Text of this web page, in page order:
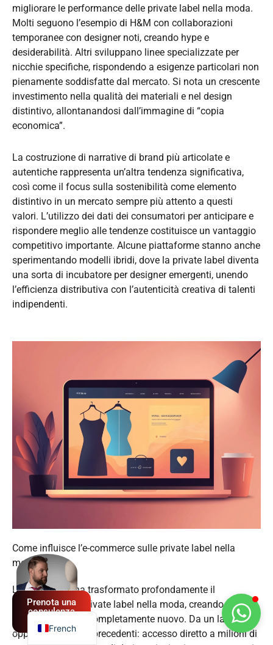
migliorare le performance delle private label nella moda.
Molti seguono l’esempio di H&M con collaborazioni
temporanee con designer noti, creando hype e
desiderabilità. Altri sviluppano linee specializzate per
nicchie specifiche, rispondendo a esigenze particolari non
pienamente soddisfatte dal mercato. Si nota un crescente
investimento nella qualità dei materiali e nel design
distintivo, allontanandosi dall’immagine di “copia
economica”.
La costruzione di narrative di brand più articolate e
autentiche rappresenta un’altra tendenza significativa,
così come il focus sulla sostenibilità come elemento
distintivo in un mercato sempre più attento a questi
valori. L’utilizzo dei dati dei consumatori per anticipare e
rispondere meglio alle tendenze costituisce un vantaggio
competitivo importante. Alcune piattaforme stanno anche
sperimentando modelli ibridi, dove la private label diventa
una sorta di incubatore per designer emergenti, unendo
l’efficienza distributiva con l’autenticità creativa di talenti
indipendenti.
Come influisce l’e-commerce sulle private label nella
moda?
L’e-commerce ha trasformato profondamente il
panorama delle private label nella moda, creando un
ecosistema retail completamente nuovo. Da un lato, offre
opportunità senza precedenti: accesso diretto a milioni di
French
Italian
English
German
Spanish
Prenota una
consulenza